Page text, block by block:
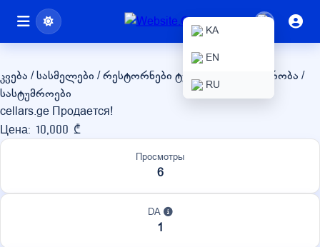
KA
EN
RU
cellars.ge
კვება / სასმელები / რესტორნები ტურიზმი / მოგზაურობა /
სასტუმროები
cellars.ge Продается!
Цена: 10,000 ₾
Просмотры
6
DA
1